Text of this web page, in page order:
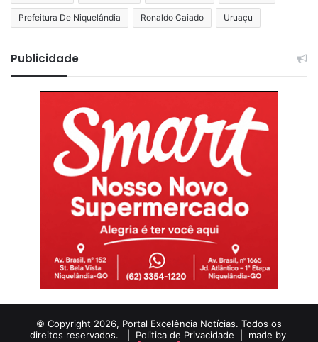
Prefeitura De Niquelândia Ronaldo Caiado Uruaçu
Publicidade
© Copyright 2026, Portal Excelência Notícias. Todos os
direitos reservados. | Politica de Privacidade | made by